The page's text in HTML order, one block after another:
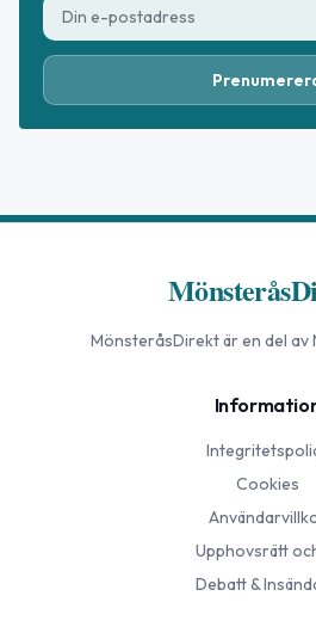
MönsteråsDirektär en del av
Cookies
Upphovsrätt
Debatt &